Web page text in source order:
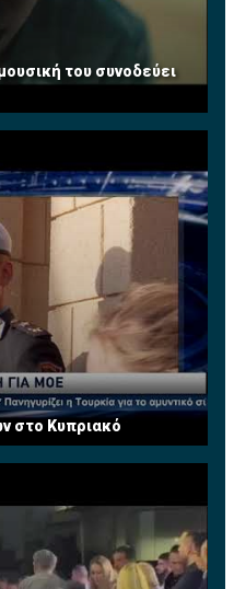
του συνοδεύει
στο Κυπριακό